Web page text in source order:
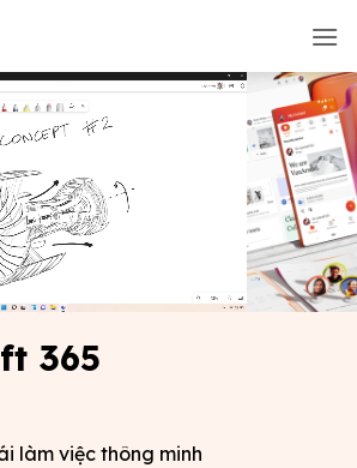
365
làm việc thông minh